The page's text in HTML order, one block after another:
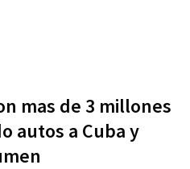
mas de 3 millones
autos a Cuba y